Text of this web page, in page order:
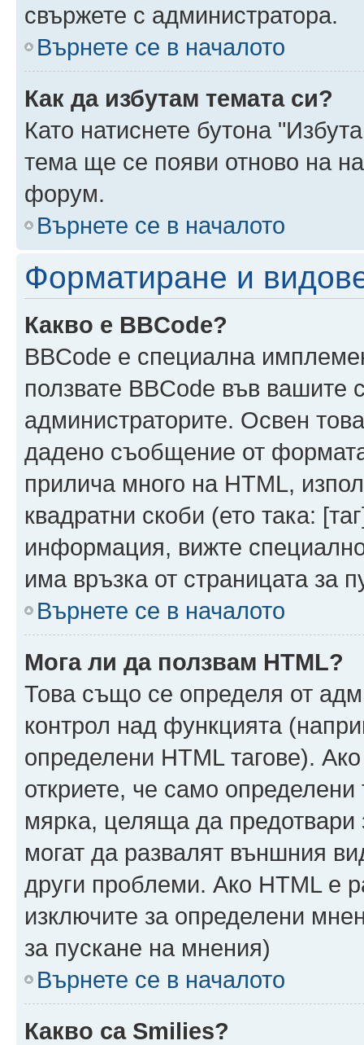
свържете с администратора.
Върнете се в началото
Как да избутам темата си?
Като натиснете бутона
тема ще се появи отново на
форум.
Върнете се в началото
Форматиране и
Какво е BBCode?
BBCode е специална
ползвате BBCode във
администраторите. Освен
дадено съобщение от
прилича много на HTML,
квадратни скоби (ето така:
информация, вижте
има връзка от страницата за
Върнете се в началото
Мога ли да ползвам HTML?
Това също се определя от
контрол над функцията
определени HTML тагове).
откриете, че само определени
мярка, целяща да предотвари
могат да развалят външния
други проблеми. Ако HTML е
изключите за определени
за пускане на мнения)
Върнете се в началото
Какво са Smilies?